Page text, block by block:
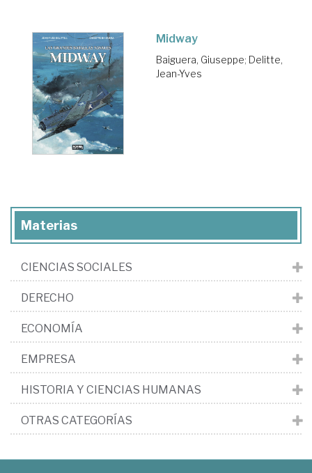
Midway
Baiguera, Giuseppe; Delitte,
Jean-Yves
Materias
CIENCIAS SOCIALES
DERECHO
ECONOMÍA
EMPRESA
HISTORIA Y CIENCIAS HUMANAS
OTRAS CATEGORÍAS